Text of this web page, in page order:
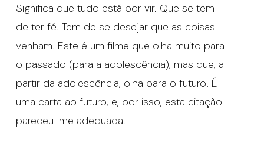
Significa que tudo está por vir. Que se tem
de ter fé. Tem de se desejar que as coisas
venham. Este é um filme que olha muito para
o passado (para a adolescência), mas que, a
partir da adolescência, olha para o futuro. É
uma carta ao futuro, e, por isso, esta citação
pareceu-me adequada.